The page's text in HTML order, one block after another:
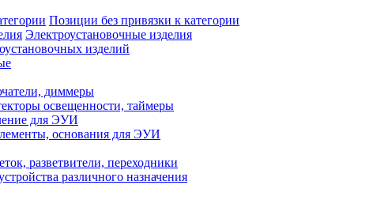
Позиции без привязки к категории
Электроустановочные изделия
изделий
диммеры
освещенности, таймеры
для ЭУИ
основания для ЭУИ
разветвители, переходники
различного назначения